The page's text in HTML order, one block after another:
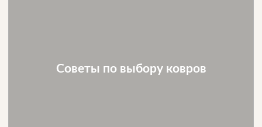
Советы по выбору ковров